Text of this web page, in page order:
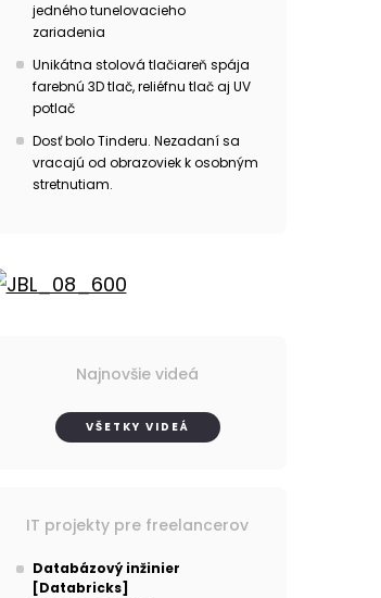
jedného tunelovacieho
zariadenia
Unikátna stolová tlačiareň spája
farebnú 3D tlač, reliéfnu tlač aj UV
potlač
Dosť bolo Tinderu. Nezadaní sa
vracajú od obrazoviek k osobným
stretnutiam.
Najnovšie videá
VŠETKY VIDEÁ
IT projekty pre freelancerov
Databázový inžinier
[Databricks]